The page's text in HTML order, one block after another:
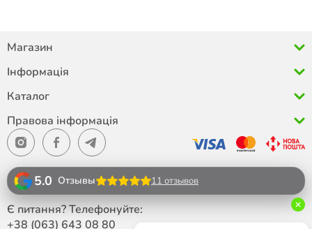
Магазин
Інформація
Каталог
Правова інформація
5.0 Отзывы 11 отзывов
Є питання? Телефонуйте:
+38 (063) 643 08 80